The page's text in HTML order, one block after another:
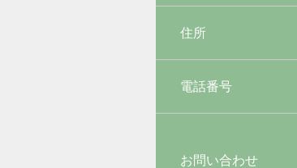
住所
電話番号
お問い合わせ